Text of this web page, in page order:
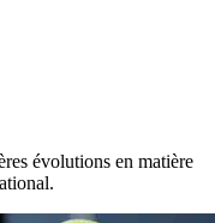
évolutions en matière